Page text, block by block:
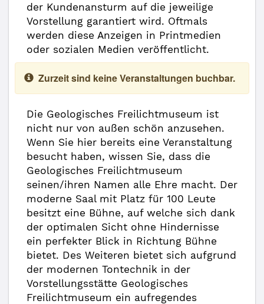
der Kundenansturm auf die jeweilige
Vorstellung garantiert wird. Oftmals
werden diese Anzeigen in Printmedien
oder sozialen Medien veröffentlicht.
Zurzeit sind keine Veranstaltungen buchbar.
Die Geologisches Freilichtmuseum ist
nicht nur von außen schön anzusehen.
Wenn Sie hier bereits eine Veranstaltung
besucht haben, wissen Sie, dass die
Geologisches Freilichtmuseum
seinen/ihren Namen alle Ehre macht. Der
moderne Saal mit Platz für 100 Leute
besitzt eine Bühne, auf welche sich dank
der optimalen Sicht ohne Hindernisse
ein perfekter Blick in Richtung Bühne
bietet. Des Weiteren bietet sich aufgrund
der modernen Tontechnik in der
Vorstellungsstätte Geologisches
Freilichtmuseum ein aufregendes